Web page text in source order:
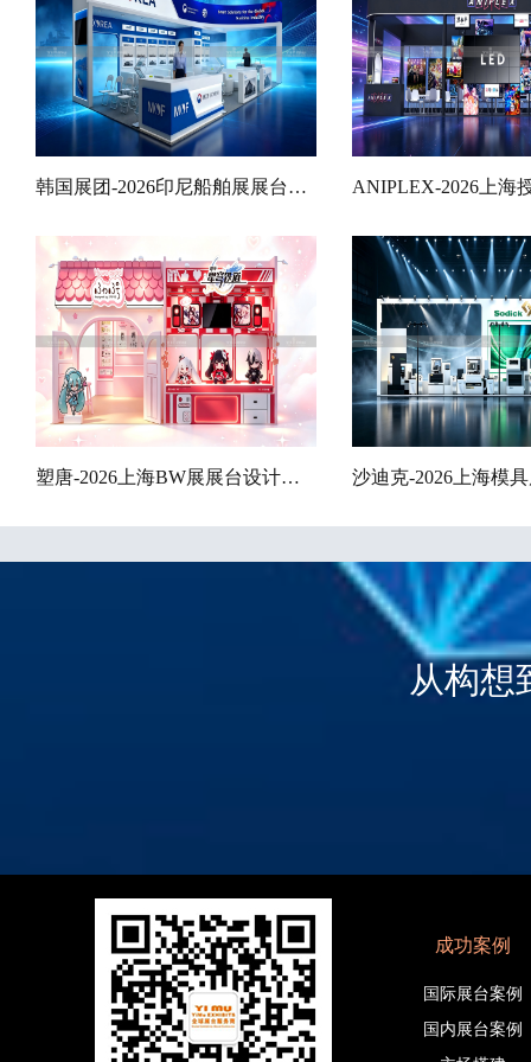
韩国展团-2026印尼船舶展展台设计搭建案例
塑唐-2026上海BW展展台设计搭建案例
从构想
成功案例
国际展台案例
国内展台案例